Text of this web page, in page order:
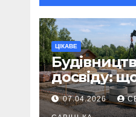
ЦІКАВЕ
досвіду:
потрібно
07.04.2026